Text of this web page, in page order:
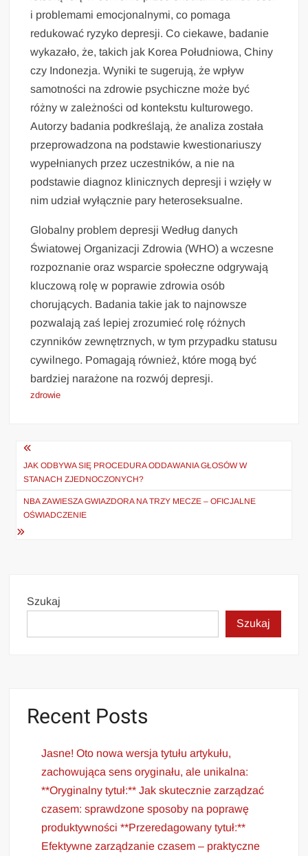
i problemami emocjonalnymi, co pomaga
redukować ryzyko depresji. Co ciekawe, badanie
wykazało, że, takich jak Korea Południowa, Chiny
czy Indonezja. Wyniki te sugerują, że wpływ
samotności na zdrowie psychiczne może być
różny w zależności od kontekstu kulturowego.
Autorzy badania podkreślają, że analiza została
przeprowadzona na podstawie kwestionariuszy
wypełnianych przez uczestników, a nie na
podstawie diagnoz klinicznych depresji i wzięły w
nim udział wyłącznie pary heteroseksualne.
Globalny problem depresji Według danych
Światowej Organizacji Zdrowia (WHO) a wczesne
rozpoznanie oraz wsparcie społeczne odgrywają
kluczową rolę w poprawie zdrowia osób
chorujących. Badania takie jak to najnowsze
pozwalają zaś lepiej zrozumieć rolę różnych
czynników zewnętrznych, w tym przypadku statusu
cywilnego. Pomagają również, które mogą być
bardziej narażone na rozwój depresji.
zdrowie
Nawigacja
wpisu
JAK ODBYWA SIĘ PROCEDURA ODDAWANIA GŁOSÓW W
STANACH ZJEDNOCZONYCH?
NBA ZAWIESZA GWIAZDORA NA TRZY MECZE – OFICJALNE
OŚWIADCZENIE
Szukaj
Szukaj
Recent Posts
Jasne! Oto nowa wersja tytułu artykułu,
zachowująca sens oryginału, ale unikalna:
**Oryginalny tytuł:** Jak skutecznie zarządzać
czasem: sprawdzone sposoby na poprawę
produktywności **Przeredagowany tytuł:**
Efektywne zarządzanie czasem – praktyczne